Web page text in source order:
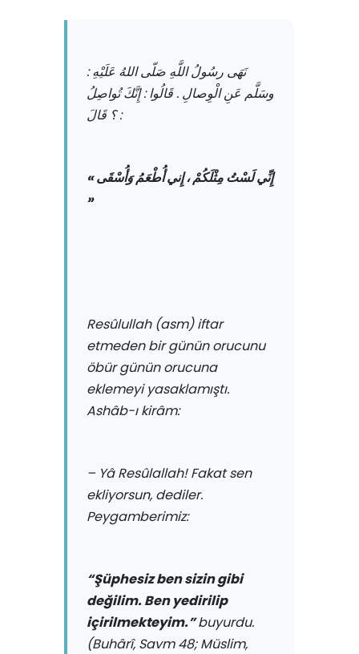
: نَهَى رسُولُ اللَّهِ صَلّى اللهُ عَلَيْهِ
وسَلَّم عَنِ الْوِصالِ . قَالُوا : إِنَّكَ تُواصِلُ
؟ قَالَ :
« إِنِّي لَسْتُ مِثْلَكُمْ ، إِني أُطْعَمُ وَأُسْقَى
»
Resûlullah (asm) iftar
etmeden bir günün orucunu
öbür günün orucuna
eklemeyi yasaklamıştı.
Ashâb-ı kirâm:
– Yâ Resûlallah! Fakat sen
ekliyorsun, dediler.
Peygamberimiz:
“Şüphesiz ben sizin gibi
değilim. Ben yedirilip
içirilmekteyim.”buyurdu.
(Buhârî, Savm 48; Müslim,